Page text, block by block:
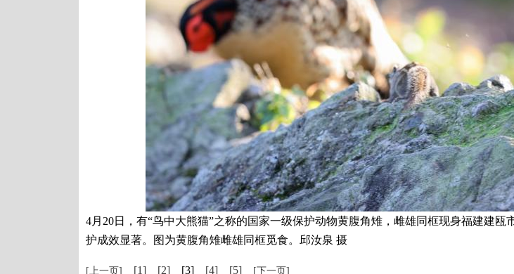
4月20日，有“鸟中大熊猫”之称的国家一级保护动物黄腹角雉，雌雄同框现身福建建
护成效显著。图为黄腹角雉雌雄同框觅食。邱汝泉 摄
[上一页] [1] [2] [3] [4] [5] [下一页]